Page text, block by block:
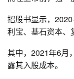
招股书显示，
利宝、基石资本、
其中，2021年6月
露其入股成本。